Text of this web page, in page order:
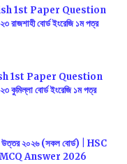
1st Paper Question
বোর্ড ইংরেজি ১ম পত্র
1st Paper Question
বোর্ড ইংরেজি ১ম পত্র
উত্তর ২০২৬ (সকল বোর্ড) | HSC
Answer 2026